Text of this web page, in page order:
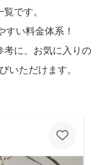
です。
い料金体系！
考に、お気に入りの
いただけます。